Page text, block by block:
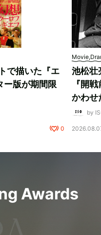
で描いた『エ
ー版が期間限
0
池松壮
『開
かわせ
by
Awards